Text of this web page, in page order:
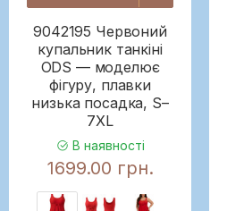
9042195 Червоний
купальник танкіні
ODS — моделює
фігуру, плавки
низька посадка, S–
7XL
В наявності
1699.00 грн.